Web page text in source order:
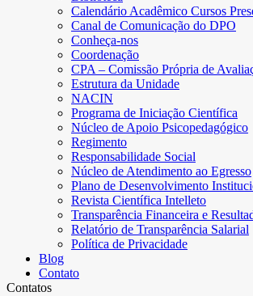
Calendário Acadêmico Cursos
Canal de Comunicação do DPO
Conheça-nos
Coordenação
CPA – Comissão Própria de
Estrutura da Unidade
NACIN
Programa de Iniciação Científica
Núcleo de Apoio Psicopedagógico
Regimento
Responsabilidade Social
Núcleo de Atendimento ao Egresso
Plano de Desenvolvimento
Revista Científica Intelleto
Transparência Financeira e
Relatório de Transparência Salarial
Política de Privacidade
Blog
Contato
Contatos